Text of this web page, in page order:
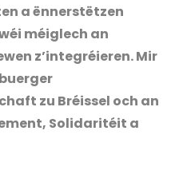
a ënnerstëtzen
méiglech an
z’integréieren. Mir
zu Bréissel och an
Solidaritéit a